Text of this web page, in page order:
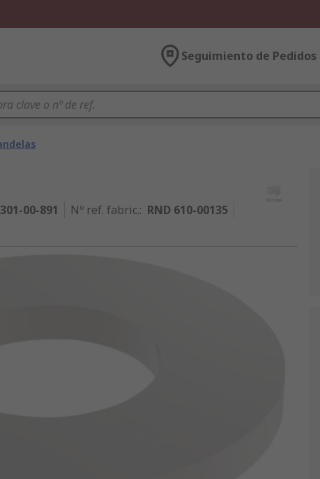
Seguimiento de Pedidos
301-00-891 Nº ref. fabric.: RND 610-00135